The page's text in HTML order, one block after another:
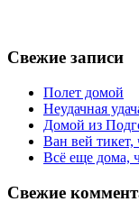
Свежие записи
Полет домой
Неудачная
Домой из
Ван вей тикет,
Всё еще дома,
Свежие